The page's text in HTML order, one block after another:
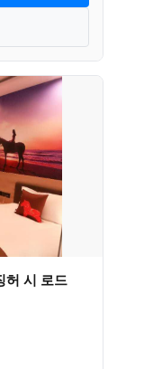
허 시 로드